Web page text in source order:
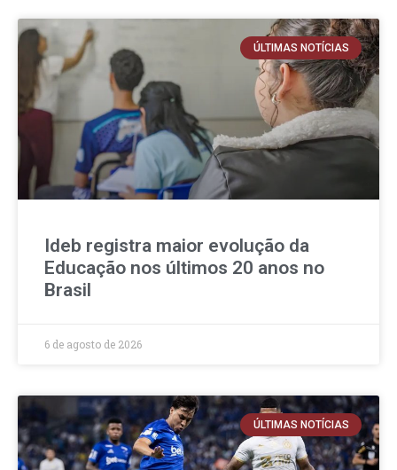
ÚLTIMAS NOTÍCIAS
Ideb registra maior evolução da
Educação nos últimos 20 anos no
Brasil
6 de agosto de 2026
ÚLTIMAS NOTÍCIAS